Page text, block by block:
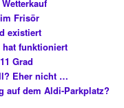
Frisör
existiert
hat funktioniert
Grad
Eher nicht …
auf dem Aldi-Parkplatz?